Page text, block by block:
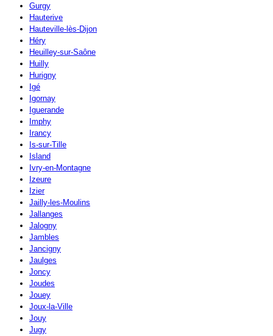
Gurgy
Hauterive
Hauteville-lès-Dijon
Héry
Heuilley-sur-Saône
Huilly
Hurigny
Igé
Igornay
Iguerande
Imphy
Irancy
Is-sur-Tille
Island
Ivry-en-Montagne
Izeure
Izier
Jailly-les-Moulins
Jallanges
Jalogny
Jambles
Jancigny
Jaulges
Joncy
Joudes
Jouey
Joux-la-Ville
Jouy
Jugy